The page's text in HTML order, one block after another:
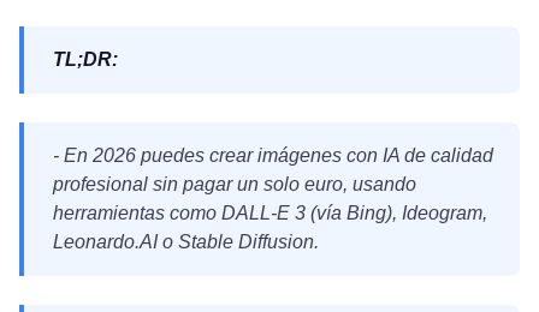
TL;DR:
- En 2026 puedes crear imágenes con IA de calidad
profesional sin pagar un solo euro, usando
herramientas como DALL-E 3 (vía Bing), Ideogram,
Leonardo.AI o Stable Diffusion.